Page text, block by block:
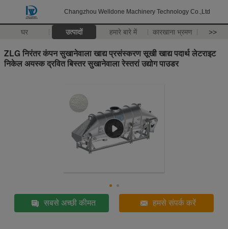
Changzhou Welldone Machinery Technology Co.,Ltd
घर उत्पादों हमारे बारे में कारखाना भ्रमण >>
ZLG निरंतर कंपन सुखानेवाला खाद्य प्रसंस्करण सूखी खाद्य पदार्थ लेटराइट
निकेल अयस्क द्रवित बिस्तर सुखानेवाला रेस्तरां उद्योग पाउडर
सबसे अच्छी कीमत हमसे संपर्क करें